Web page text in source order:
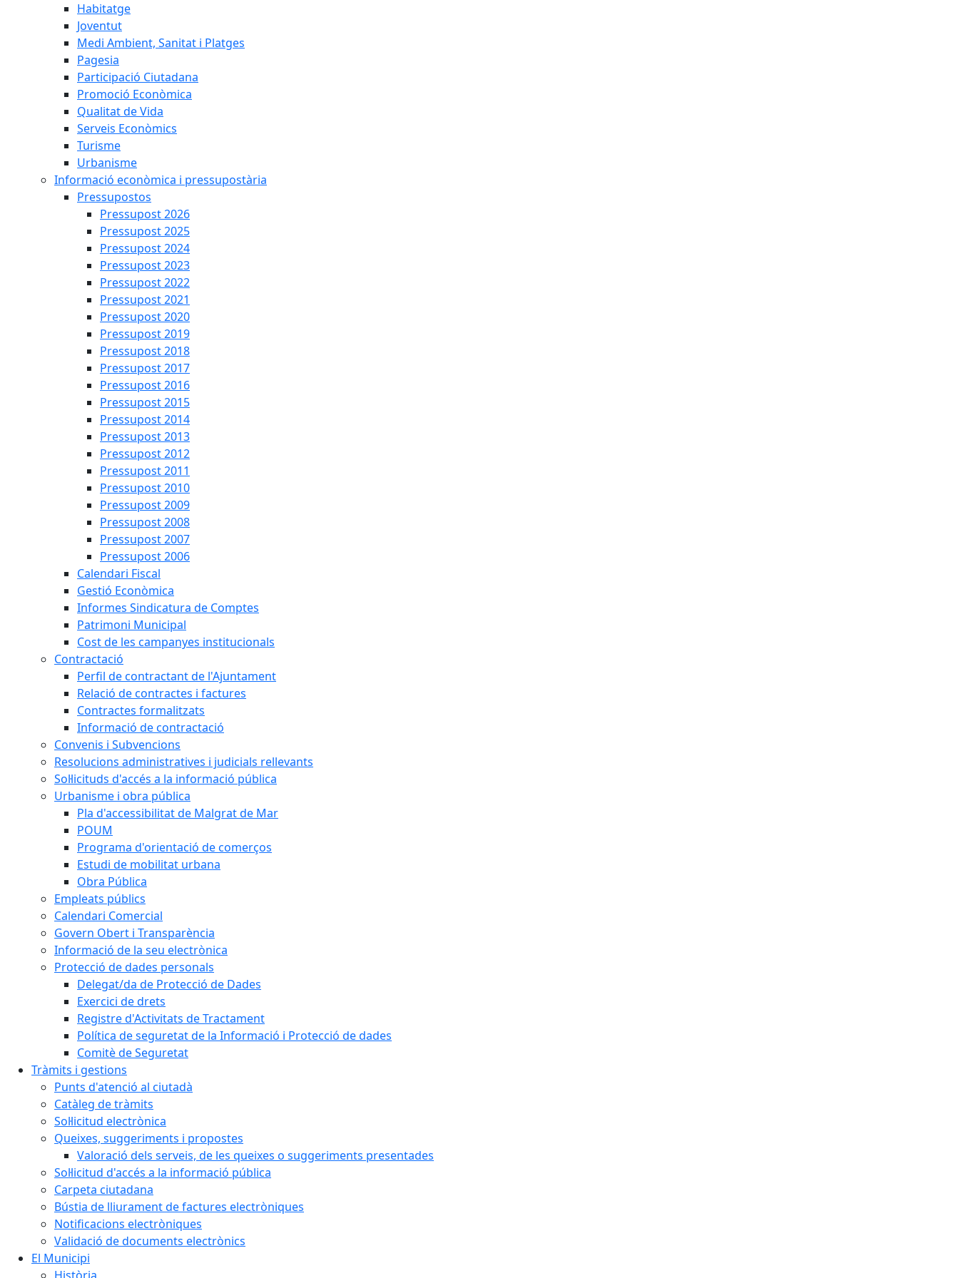
Habitatge
Joventut
Medi Ambient, Sanitat i Platges
Pagesia
Participació Ciutadana
Promoció Econòmica
Qualitat de Vida
Serveis Econòmics
Turisme
Urbanisme
Informació econòmica i pressupostària
Pressupostos
Pressupost 2026
Pressupost 2025
Pressupost 2024
Pressupost 2023
Pressupost 2022
Pressupost 2021
Pressupost 2020
Pressupost 2019
Pressupost 2018
Pressupost 2017
Pressupost 2016
Pressupost 2015
Pressupost 2014
Pressupost 2013
Pressupost 2012
Pressupost 2011
Pressupost 2010
Pressupost 2009
Pressupost 2008
Pressupost 2007
Pressupost 2006
Calendari Fiscal
Gestió Econòmica
Informes Sindicatura de Comptes
Patrimoni Municipal
Cost de les campanyes institucionals
Contractació
Perfil de contractant de l'Ajuntament
Relació de contractes i factures
Contractes formalitzats
Informació de contractació
Convenis i Subvencions
Resolucions administratives i judicials rellevants
Sol·licituds d'accés a la informació pública
Urbanisme i obra pública
Pla d'accessibilitat de Malgrat de Mar
POUM
Programa d'orientació de comerços
Estudi de mobilitat urbana
Obra Pública
Empleats públics
Calendari Comercial
Govern Obert i Transparència
Informació de la seu electrònica
Protecció de dades personals
Delegat/da de Protecció de Dades
Exercici de drets
Registre d'Activitats de Tractament
Política de seguretat de la Informació i Protecció de dades
Comitè de Seguretat
Tràmits i gestions
Punts d'atenció al ciutadà
Catàleg de tràmits
Sol·licitud electrònica
Queixes, suggeriments i propostes
Valoració dels serveis, de les queixes o suggeriments presentades
Sol·licitud d'accés a la informació pública
Carpeta ciutadana
Bústia de lliurament de factures electròniques
Notificacions electròniques
Validació de documents electrònics
El Municipi